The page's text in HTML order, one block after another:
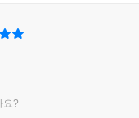
요?